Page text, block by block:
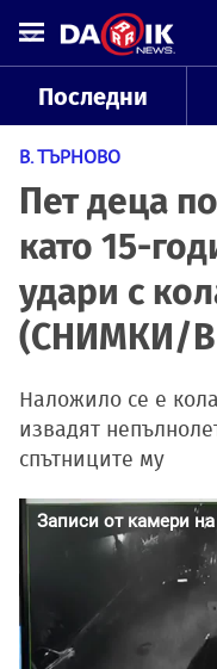
Последни
В. ТЪРНОВО
Пет деца
като 15-
удари с
(СНИМКИ/
Наложило се е
извадят
спътниците му